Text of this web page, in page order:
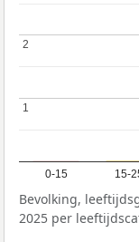
0-15 15-
1
1
2
2
Bevolking,
2025 per